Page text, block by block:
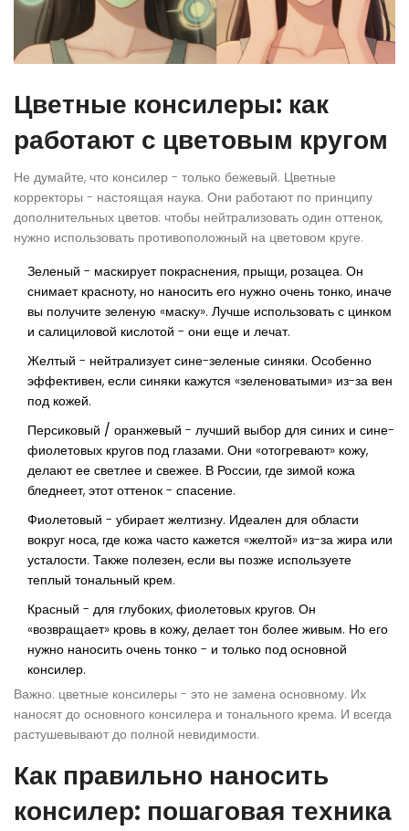
Цветные консилеры: как
работают с цветовым кругом
Не думайте, что консилер - только бежевый. Цветные
корректоры - настоящая наука. Они работают по принципу
дополнительных цветов: чтобы нейтрализовать один оттенок,
нужно использовать противоположный на цветовом круге.
Зеленый - маскирует покраснения, прыщи, розацеа. Он
снимает красноту, но наносить его нужно очень тонко, иначе
вы получите зеленую «маску». Лучше использовать с цинком
и салициловой кислотой - они еще и лечат.
Желтый - нейтрализует сине-зеленые синяки. Особенно
эффективен, если синяки кажутся «зеленоватыми» из-за вен
под кожей.
Персиковый / оранжевый - лучший выбор для синих и сине-
фиолетовых кругов под глазами. Они «отогревают» кожу,
делают ее светлее и свежее. В России, где зимой кожа
бледнеет, этот оттенок - спасение.
Фиолетовый - убирает желтизну. Идеален для области
вокруг носа, где кожа часто кажется «желтой» из-за жира или
усталости. Также полезен, если вы позже используете
теплый тональный крем.
Красный - для глубоких, фиолетовых кругов. Он
«возвращает» кровь в кожу, делает тон более живым. Но его
нужно наносить очень тонко - и только под основной
консилер.
Важно: цветные консилеры - это не замена основному. Их
наносят до основного консилера и тонального крема. И всегда
растушевывают до полной невидимости.
Как правильно наносить
консилер: пошаговая техника